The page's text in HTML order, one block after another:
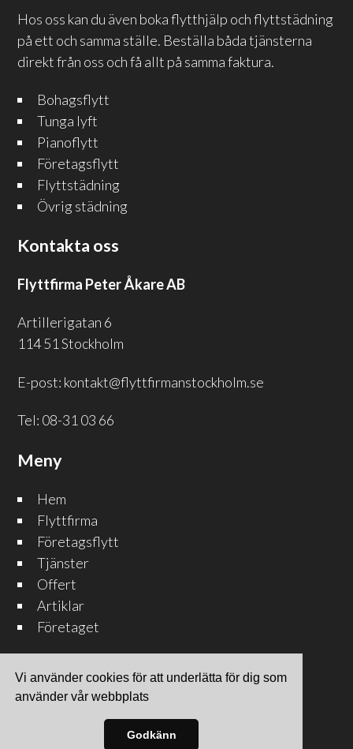
Vi använder cookies för att underlätta för dig som
använder vår webbplats
Godkänn
Hos oss kan du även boka flytthjälp och flyttstädning
på ett och samma ställe. Beställa båda tjänsterna
direkt från oss och få allt på samma faktura.
Bohagsflytt
Tunga lyft
Pianoflytt
Företagsflytt
Flyttstädning
Övrig städning
Kontakta oss
Flyttfirma Peter Åkare AB
Artillerigatan 6
114 51 Stockholm
E-post: kontakt@flyttfirmanstockholm.se
Tel: 08-31 03 66
Meny
Hem
Flyttfirma
Företagsflytt
Tjänster
Offert
Artiklar
Företaget